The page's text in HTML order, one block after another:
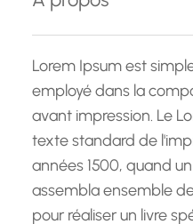
r
c
hLorem Ipsum est
employé dans la
avant impression. Le
texte standard de
années 1500, quand
assembla ensemble
pour réaliser un livre